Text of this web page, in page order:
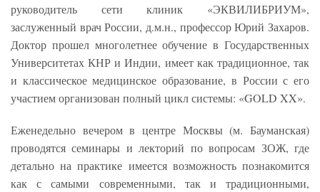
руководитель сети клиник «ЭКВИЛИБРИУМ»,
заслуженный врач России, д.м.н., профессор Юрий Захаров.
Доктор прошел многолетнее обучение в Государственных
Университетах КНР и Индии, имеет как традиционное, так
и классическое медицинское образование, в России с его
участием организован полный цикл системы: «GOLD XX».
Еженедельно вечером в центре Москвы (м. Бауманская)
проводятся семинары и лекторий по вопросам ЗОЖ, где
детально на практике имеется возможность познакомится
как с самыми современными, так и традиционными,